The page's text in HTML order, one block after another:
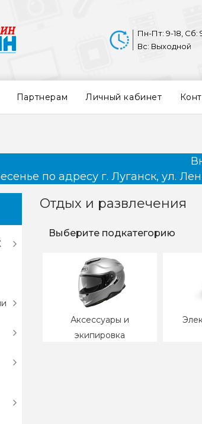
Пн-Пт: 9-18, Сб:
Вс: Выходной
Партнерам Личный кабинет
по адресу г. Луганск, ул.
Отдых и развлечения
Выберите подкатегорию
Аксессуары и
экипировка